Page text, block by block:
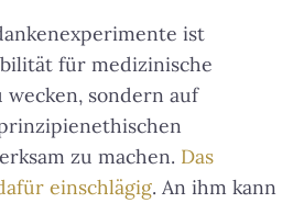
ist
für medizinische
sondern auf
zu machen. Das
einschlägig. An ihm kann